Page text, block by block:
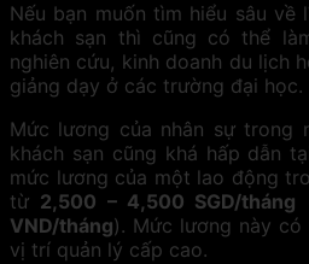
Nếu bạn muốn tìm hiểu sâu
khách sạn thì cũng có thể
nghiên cứu, kinh doanh du lịch
giảng dạy ở các trường đại học.
Mức lương của nhân sự trong
khách sạn cũng khá hấp dẫn
mức lương của một lao động
từ 2,500 – 4,500 SGD/tháng
VND/tháng). Mức lương này
vị trí quản lý cấp cao.